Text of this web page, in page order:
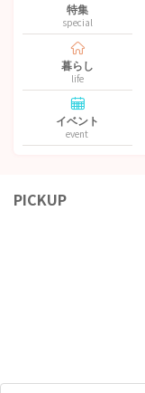
特集
special
暮らし
life
イベント
event
PICKUP